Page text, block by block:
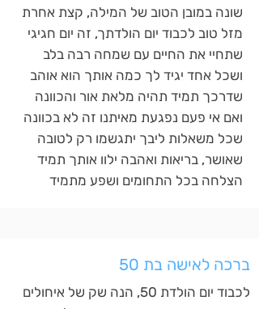
שונה במובן הטוב של המילה, קצת אחרת
מזל טוב לכבוד יום הולדתך, זה יום חגיגי
שתחיי את החיים עם שמחה רבה בלב
ושכל אחד יגיד לך כמה אותך הוא אוהב
שדרכך תמיד תהיה מלאת אור והכוונה
ואם אי פעם נפגעת מאיתנו זה לא בכוונה
שכל משאלות ליבך יתגשמו רק לטובה
שאושר, בריאות ואהבה ילוו אותך תמיד
הצלחה בכל התחומים ושפע מתמיד
ברכה לאישה בת 50
לכבוד יום הולדת 50, הנה שק של איחולים